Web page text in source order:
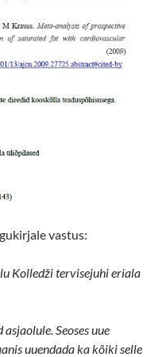
vastus:
Kolledži tervisejuhi eriala
Seoses uue
uuendada ka kõiki selle